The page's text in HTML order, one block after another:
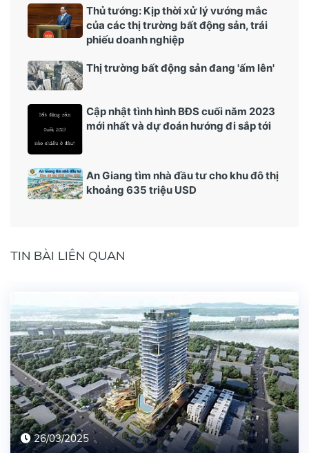
Thủ tướng: Kịp thời xử lý vướng mắc
của các thị trường bất động sản, trái
phiếu doanh nghiệp
Thị trường bất động sản đang 'ấm lên'
Cập nhật tình hình BĐS cuối năm 2023
mới nhất và dự đoán hướng đi sắp tới
An Giang tìm nhà đầu tư cho khu đô thị
khoảng 635 triệu USD
TIN BÀI LIÊN QUAN
26/03/2025